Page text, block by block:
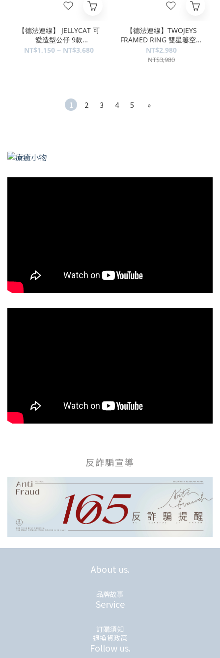
【德法連線】 JELLYCAT 可
愛造型公仔 9款
JELLYHANFR
NT$1,150 ~ NT$3,680
【德法連線】TWOJEYS
FRAMED RING 雙星簍空戒
指 TWOFMR
NT$2,980
NT$3,980
1 2 3 4 5 »
反詐騙宣導
About us.
品牌故事
Service
訂購須知
退換貨政策
Follow us.